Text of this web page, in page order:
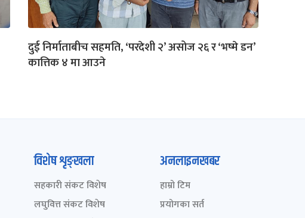
दुई निर्माताबीच सहमति, ‘परदेशी २’ असोज २६ र ‘भष्मे डन’
कात्तिक ४ मा आउने
विशेष शृङ्खला
सहकारी संकट विशेष
लघुवित्त संकट विशेष
अनलाइनखबर
हाम्रो टिम
प्रयोगका सर्त